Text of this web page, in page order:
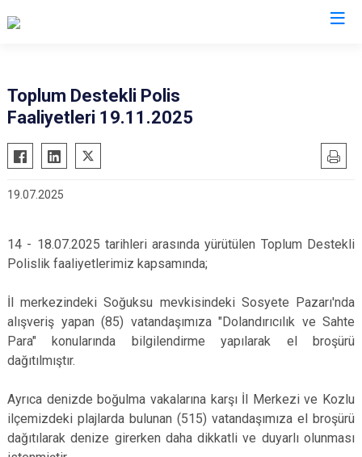
Toplum Destekli Polis
Faaliyetleri 19.11.2025
19.07.2025
14 - 18.07.2025 tarihleri arasında yürütülen Toplum Destekli
Polislik faaliyetlerimiz kapsamında;
İl merkezindeki Soğuksu mevkisindeki Sosyete Pazarı'nda
alışveriş yapan (85) vatandaşımıza "Dolandırıcılık ve Sahte
Para" konularında bilgilendirme yapılarak el broşürü
dağıtılmıştır.
Ayrıca denizde boğulma vakalarına karşı İl Merkezi ve Kozlu
ilçemizdeki plajlarda bulunan (515) vatandaşımıza el broşürü
dağıtılarak denize girerken daha dikkatli ve duyarlı olunması